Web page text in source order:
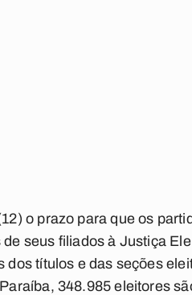
o prazo para que os
seus filiados à Justiça
dos títulos e das seções
348.985 eleitores